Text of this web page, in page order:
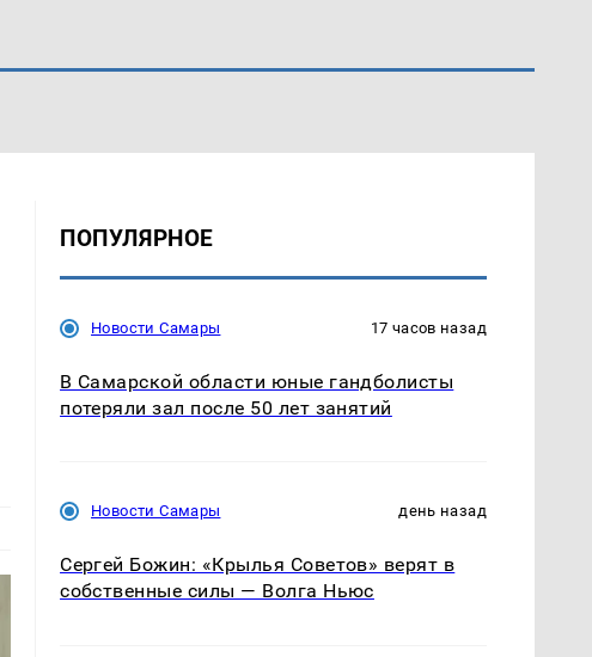
ПОПУЛЯРНОЕ
Новости Самары 17 часов назад
В Самарской области юные гандболисты
потеряли зал после 50 лет занятий
Новости Самары день назад
Сергей Божин: «Крылья Советов» верят в
собственные силы — Волга Ньюс